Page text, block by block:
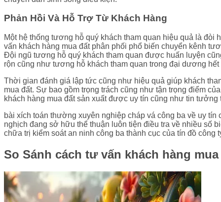
Phản Hồi Và Hỗ Trợ Từ Khách Hàng
Một hệ thống tương hỗ quý khách tham quan hiệu quả là
vấn khách hàng mua đất phân phối phổ biến chuyển kênh
Đội ngũ tương hỗ quý khách tham quan được huấn luyện
rộn cũng như tương hỗ khách tham quan trong đại dương
Thời gian đánh giá lập tức cũng như hiệu quả giúp khách
mua đất. Sự bao gồm trọng trách cũng như tận trọng điểm
khách hàng mua đất sản xuất được uy tín cũng như tin tưởng
bài xích toán thường xuyên nghiệp cháp vá công ba về uy
nghịch đang sở hữu thể thuận luôn tiện điều tra về nhiều số
chữa trị kiểm soát an ninh công ba thành cục của tín đồ
So Sánh cách tư vấn khách hàng